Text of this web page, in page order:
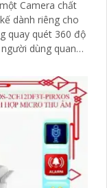
Camera chất
dành riêng cho
dùng quan